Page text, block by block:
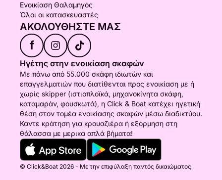
Ενοικίαση Θαλαμηγός
Όλοι οι κατασκευαστές
ΑΚΟΛΟΥΘΉΣΤΕ ΜΑΣ
f
Ηγέτης στην ενοικίαση σκαφών
Με πάνω από 55.000 σκάφη ιδιωτών και
επαγγελματιών που διατίθενται προς ενοικίαση με ή
χωρίς skipper (ιστιοπλοϊκά, μηχανοκίνητα σκάφη,
καταμαράν, φουσκωτά), η Click & Boat κατέχει ηγετική
θέση στον τομέα ενοικίασης σκαφών μέσω διαδικτύου.
Κάντε κράτηση για κρουαζιέρα ή εξόρμηση στη
θάλασσα με μερικά απλά βήματα!
© Click&Boat 2026 - Με την επιφύλαξη παντός δικαιώματος